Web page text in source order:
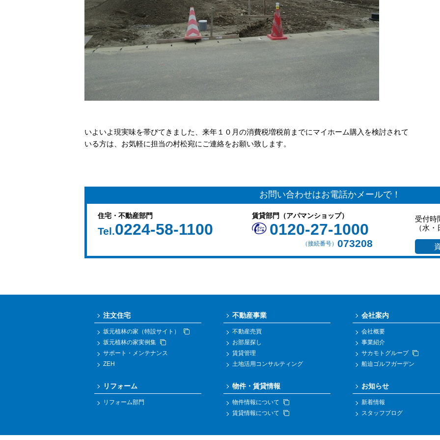
いよいよ現実味を帯びてきました、来年１０月の消費税増税前までにマイホーム購入を検討されて
いる方は、お気軽に担当の村松宛にご連絡をお願い致します。
お問い合わせはお電話かメールで！
住宅・不動産部門
Tel.0224-58-1100
賃貸部門（アパマンショップ）
0120-27-1000
（接続番号） 073208
受付時
（水
注文住宅
坂元植林の家（特設サイト）
坂元植林の家実例集
サポート・メンテナンス
ZEH
リフォーム
リフォーム部門
不動産事業
不動産売買
お部屋探し
賃貸管理
土地活用コンサルティング
物件・賃貸情報
物件情報について
賃貸情報について
会社案内
会社概要
事業紹介
サカモトグループ
船迫ゴルフガーデン
お知らせ
新着情報
スタッフブログ